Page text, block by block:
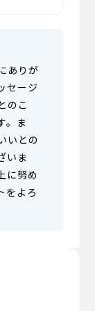
ありが
セージ
のこ
。ま
いとの
いま
に努め
をよろ